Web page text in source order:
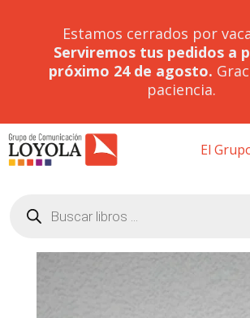
Estamos cerrados por
Serviremos tus pedidos a
próximo 24 de agosto.
paciencia.
El
productos